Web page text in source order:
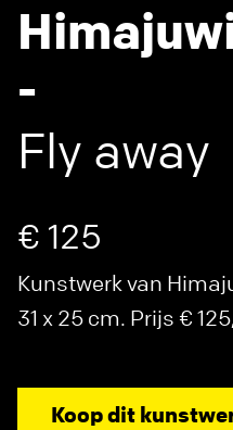
-
Fly away
€ 125
Kunstwerk van
31 x 25 cm. Prijs €
Koop dit